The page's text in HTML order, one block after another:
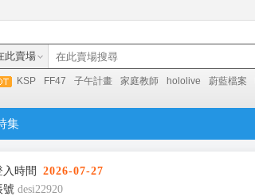
此賣場
KSP FF47 子午計畫 家庭教師 hololive 蔚藍檔案
集
時間
2026-07-27
號 desi22920